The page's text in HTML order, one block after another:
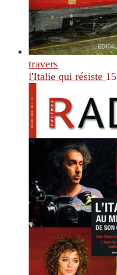
travers
l'Italie qui résiste